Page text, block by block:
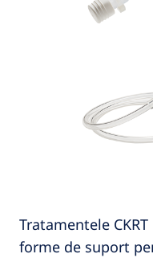
Tratamentele
forme de suport